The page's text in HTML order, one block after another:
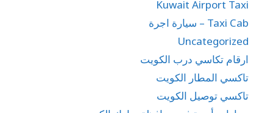
in Shuhada,Taxi in Zahra
تاكسي في سلوى – أفضل خدمة
تاكسي في منطقة سلوى، الكويت